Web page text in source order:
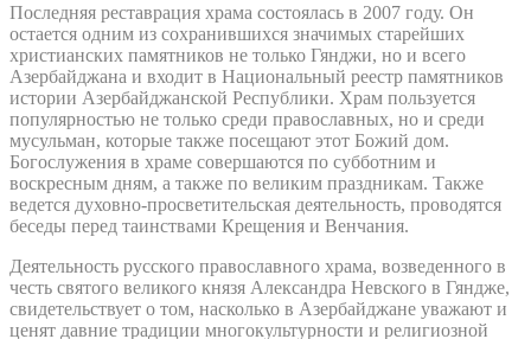
Последняя реставрация храма состоялась в 2007 году. Он
остается одним из сохранившихся значимых старейших
христианских памятников не только Гянджи, но и всего
Азербайджана и входит в Национальный реестр памятников
истории Азербайджанской Республики. Храм пользуется
популярностью не только среди православных, но и среди
мусульман, которые также посещают этот Божий дом.
Богослужения в храме совершаются по субботним и
воскресным дням, а также по великим праздникам. Также
ведется духовно-просветительская деятельность, проводятся
беседы перед таинствами Крещения и Венчания.
Деятельность русского православного храма, возведенного в
честь святого великого князя Александра Невского в Гяндже,
свидетельствует о том, насколько в Азербайджане уважают и
ценят давние традиции многокультурности и религиозной